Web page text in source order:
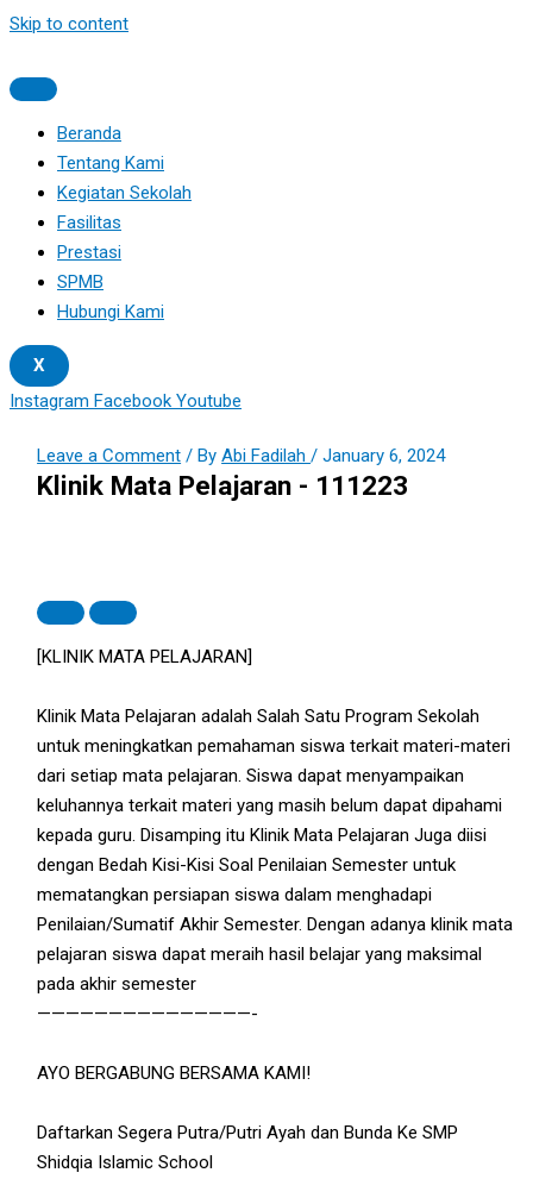
Skip to content
Beranda
Tentang Kami
Kegiatan Sekolah
Fasilitas
Prestasi
SPMB
Hubungi Kami
X
Instagram Facebook Youtube
Leave a Comment / ByAbi Fadilah/January 6, 2024
Klinik Mata Pelajaran - 111223
[KLINIK MATA PELAJARAN]
Klinik Mata Pelajaran adalah Salah Satu Program Sekolah
untuk meningkatkan pemahaman siswa terkait materi-materi
dari setiap mata pelajaran. Siswa dapat menyampaikan
keluhannya terkait materi yang masih belum dapat dipahami
kepada guru. Disamping itu Klinik Mata Pelajaran Juga diisi
dengan Bedah Kisi-Kisi Soal Penilaian Semester untuk
mematangkan persiapan siswa dalam menghadapi
Penilaian/Sumatif Akhir Semester. Dengan adanya klinik mata
pelajaran siswa dapat meraih hasil belajar yang maksimal
pada akhir semester
———————————————-
AYO BERGABUNG BERSAMA KAMI!
Daftarkan Segera Putra/Putri Ayah dan Bunda Ke SMP
Shidqia Islamic School